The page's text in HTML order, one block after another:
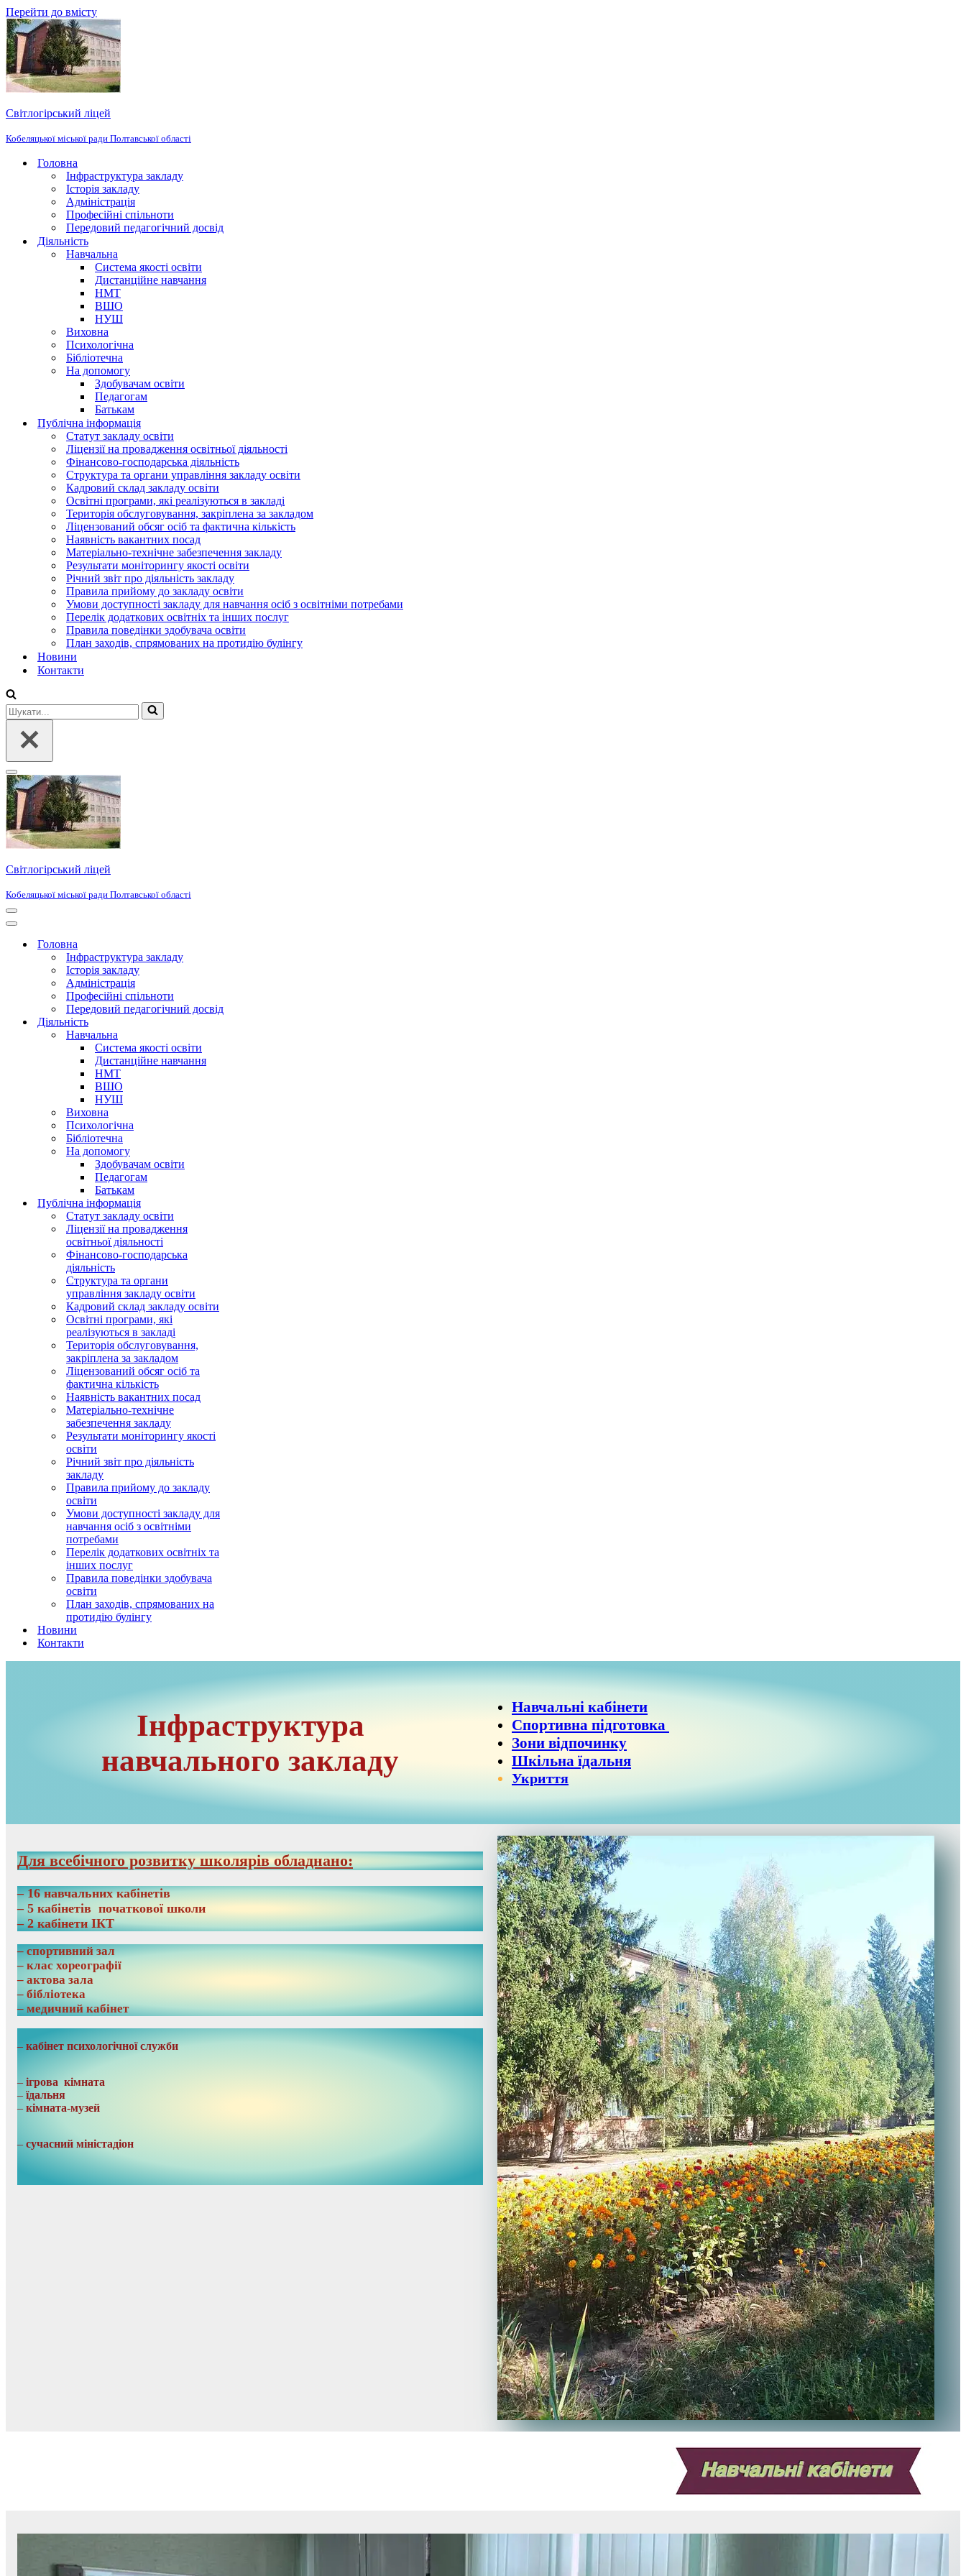
Перейти до вмісту
Світлогірський ліцей
Кобеляцької міської ради Полтавської області
Головна
Інфраструктура закладу
Історія закладу
Адміністрація
Професійні спільноти
Передовий педагогічний досвід
Діяльність
Навчальна
Система якості освіти
Дистанційне навчання
НМТ
ВШО
НУШ
Виховна
Психологічна
Бібліотечна
На допомогу
Здобувачам освіти
Педагогам
Батькам
Публічна інформація
Статут закладу освіти
Ліцензії на провадження освітньої діяльності
Фінансово-господарська діяльність
Структура та органи управління закладу освіти
Кадровий склад закладу освіти
Освітні програми, які реалізуються в закладі
Територія обслуговування, закріплена за закладом
Ліцензований обсяг осіб та фактична кількість
Наявність вакантних посад
Матеріально-технічне забезпечення закладу
Результати моніторингу якості освіти
Річний звіт про діяльність закладу
Правила прийому до закладу освіти
Умови доступності закладу для навчання осіб з освітніми потребами
Перелік додаткових освітніх та інших послуг
Правила поведінки здобувача освіти
План заходів, спрямованих на протидію булінгу
Новини
Контакти
Шукати...
Меню
навігації
Світлогірський ліцей
Кобеляцької міської ради Полтавської області
Меню
навігації
Меню
навігаціїГоловна
Інфраструктура закладу
Історія закладу
Адміністрація
Професійні спільноти
Передовий педагогічний досвід
Діяльність
Навчальна
Система якості освіти
Дистанційне навчання
НМТ
ВШО
НУШ
Виховна
Психологічна
Бібліотечна
На допомогу
Здобувачам освіти
Педагогам
Батькам
Публічна інформація
Статут закладу освіти
Ліцензії на провадження
освітньої діяльності
Фінансово-господарська
діяльність
Структура та органи
управління закладу освіти
Кадровий склад закладу освіти
Освітні програми, які
реалізуються в закладі
Територія обслуговування,
закріплена за закладом
Ліцензований обсяг осіб та
фактична кількість
Наявність вакантних посад
Матеріально-технічне
забезпечення закладу
Результати моніторингу якості
освіти
Річний звіт про діяльність
закладу
Правила прийому до закладу
освіти
Умови доступності закладу для
навчання осіб з освітніми
потребами
Перелік додаткових освітніх та
інших послуг
Правила поведінки здобувача
освіти
План заходів, спрямованих на
протидію булінгу
Новини
Контакти
Інфраструктура
навчального закладу
Навчальні кабінети
Спортивна підготовка
Зони відпочинку
Шкільна їдальня
Укриття
Для всебічного розвитку школярів обладнано:
– 16 навчальних кабінетів
– 5 кабінетів початкової школи
– 2 кабінети ІКТ
– спортивний зал
– клас хореографії
– актова зала
– бібліотека
– медичний кабінет
– кабінет психологічної служби
– ігрова кімната
– їдальня
– кімната-музей
– сучасний міністадіон